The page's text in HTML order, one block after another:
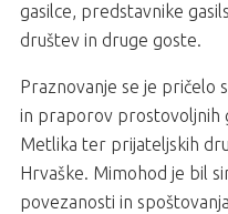
gasilce, predstavnike
društev in druge goste.
Praznovanje se je pričelo
in praporov prostovoljnih
Metlika ter prijateljskih
Hrvaške. Mimohod je bil
povezanosti in